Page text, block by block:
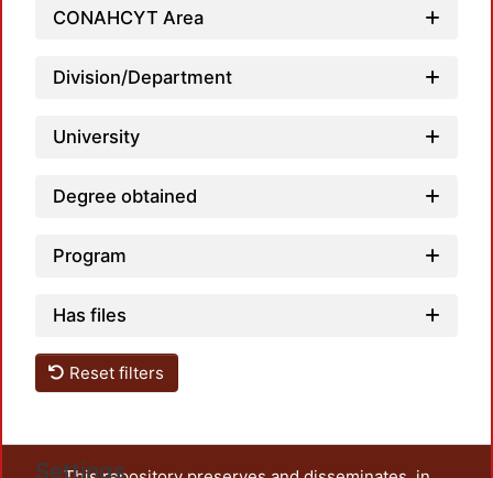
CONAHCYT Area
Division/Department
University
Degree obtained
Program
Has files
Reset filters
Settings